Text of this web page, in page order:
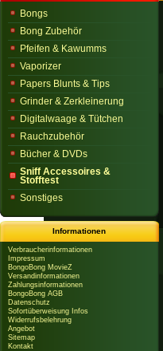
Bongs
Bong Zubehör
Pfeifen & Kawumms
Vaporizer
Papers Blunts & Tips
Grinder & Zerkleinerung
Digitalwaage & Tütchen
Rauchzubehör
Bücher & DVDs
Sniff Accessoires &
Stofftest
Sonstiges
Informationen
Verbraucherinformationen
Impressum
BongoBong MovieZ
Versandinformationen
Zahlungsinformationen
BongoBong AGB
Datenschutz
Sofortüberweisung Infos
Widerrufsbelehrung
Angebot
Sitemap
Kontakt